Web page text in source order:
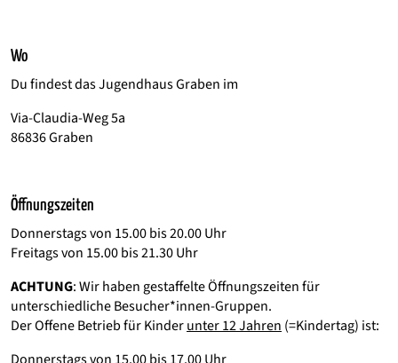
Wo
Du findest das Jugendhaus Graben im
Via-Claudia-Weg 5a
86836 Graben
Öffnungszeiten
Donnerstags von 15.00 bis 20.00 Uhr
Freitags von 15.00 bis 21.30 Uhr
ACHTUNG: Wir haben gestaffelte Öffnungszeiten für
unterschiedliche Besucher*innen-Gruppen.
Der Offene Betrieb für Kinderunter 12 Jahren (=Kindertag) ist: